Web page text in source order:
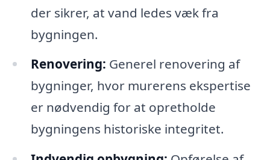
der sikrer, at vand ledes væk fra
bygningen.
Renovering: Generel renovering af
bygninger, hvor murerens ekspertise
er nødvendig for at opretholde
bygningens historiske integritet.